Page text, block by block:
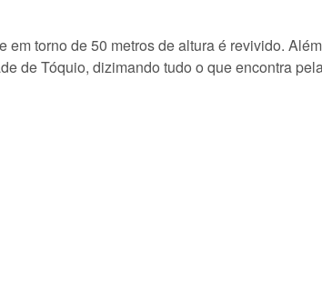
torno de 50 metros de altura é revivido.
de Tóquio, dizimando tudo o que encontra